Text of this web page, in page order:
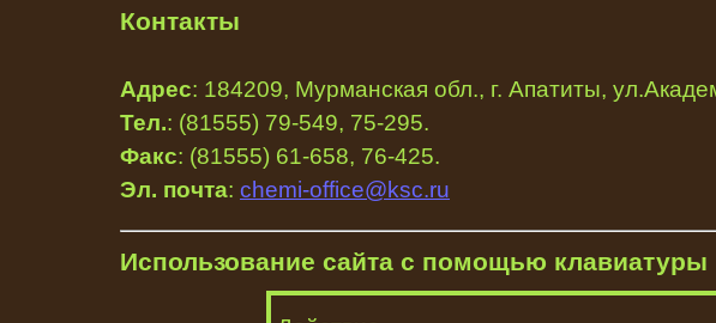
Контакты
Адрес: 184209, Мурманская обл., г. Апатиты,
Тел.: (81555) 79-549, 75-295.
Факс: (81555) 61-658, 76-425.
Эл. почта: chemi-office@ksc.ru
Использование сайта с помощью клавиатуры